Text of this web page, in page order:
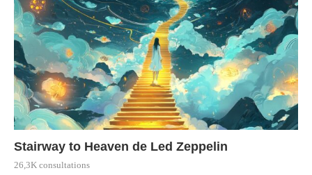
Stairway to Heaven de Led Zeppelin
26,3K consultations